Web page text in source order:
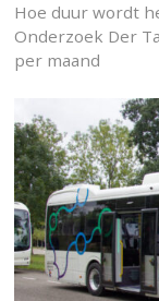
Hoe duur wordt
Onderzoek Der
per maand